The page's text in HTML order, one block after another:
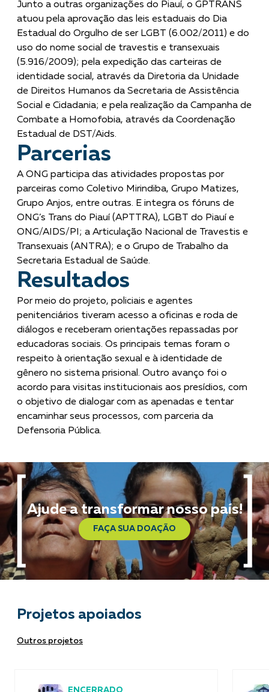
Junto a outras organizações do Piauí, o GPTRANS
atuou pela aprovação das leis estaduais do Dia
Estadual do Orgulho de ser LGBT (6.002/2011) e do
uso do nome social de travestis e transexuais
(5.916/2009); pela expedição das carteiras de
identidade social, através da Diretoria da Unidade
de Direitos Humanos da Secretaria de Assistência
Social e Cidadania; e pela realização da Campanha de
Combate a Homofobia, através da Coordenação
Estadual de DST/Aids.
Parcerias
A ONG participa das atividades propostas por
parceiras como Coletivo Mirindiba, Grupo Matizes,
Grupo Anjos, entre outras. E integra os fóruns de
ONG’s Trans do Piauí (APTTRA), LGBT do Piauí e
ONG/AIDS/PI; a Articulação Nacional de Travestis e
Transexuais (ANTRA); e o Grupo de Trabalho da
Secretaria Estadual de Saúde.
Resultados
Por meio do projeto, policiais e agentes
penitenciários tiveram acesso a oficinas e roda de
diálogos e receberam orientações repassadas por
educadoras sociais. Os principais temas foram o
respeito à orientação sexual e à identidade de
gênero no sistema prisional. Outro avanço foi o
acordo para visitas institucionais aos presídios, com
o objetivo de dialogar com as apenadas e tentar
encaminhar seus processos, com parceria da
Defensoria Pública.
Ajude a transformar nosso país!
FAÇA SUA DOAÇÃO
Projetos apoiados
Outros projetos
ENCERRADO